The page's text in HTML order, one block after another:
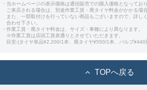
・当ホームページの表示価格は通信販売での購入価格となっており
ご来店される場合は、別途作業工賃・廃タイヤ料金がかかる場
また、一部取付けを行っていない商品もございますので、詳し
合わせ下さい。
・作業工賃・廃タイヤ料金は、サイズ・車種により異なります。
※作業工賃は店頭工賃表通りとさせていただきます。
目安:(タイヤ単品¥2,200/1本、廃タイヤ¥550/1本、バルブ¥440
TOPへ戻る